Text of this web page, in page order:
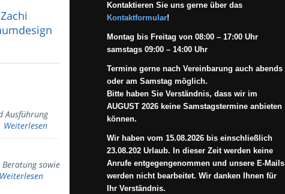
Zachi
Ausführung
Weiterlesen
sowie
Weiterlesen
Kontaktieren Sie uns gerne über das
Kontaktformular!
Montag bis Freitag von 08:00 – 17:00 Uhr
samstags 09:00 – 14:00 Uhr
Termine gerne nach Vereinbarung auch abends
oder am Samstag möglich.
Bitte haben Sie Verständnis, dass wir im
AUGUST 2026 keine Samstagstermine anbieten
können.
Wir haben vom 15.08.2026 bis einschließlich
23.08.202 Urlaub. In dieser Zeit werden keine
Anrufe entgegengenommen und unsere E-Mails
werden nicht bearbeitet. Wir danken Ihnen für
Ihr Verständnis.